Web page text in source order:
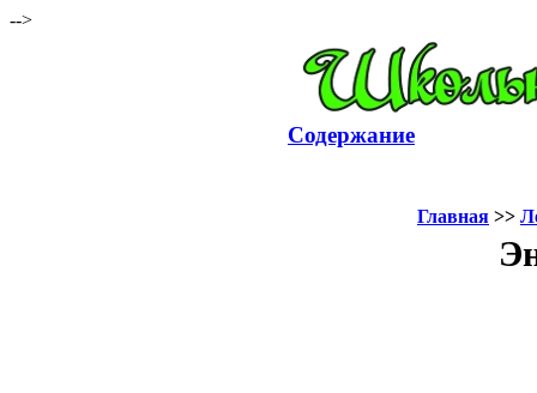
-->
Содержание
Главная >>